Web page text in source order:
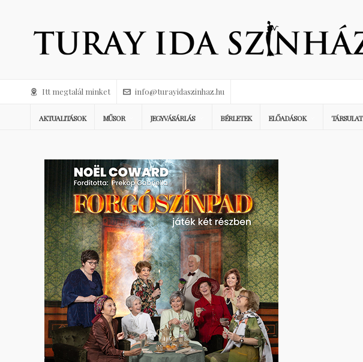
Itt megtalál minket info@turayidaszinhaz.hu
AKTUALITÁSOK MŰSOR JEGYVÁSÁRLÁS BÉRLETEK ELŐADÁSOK TÁRSULAT